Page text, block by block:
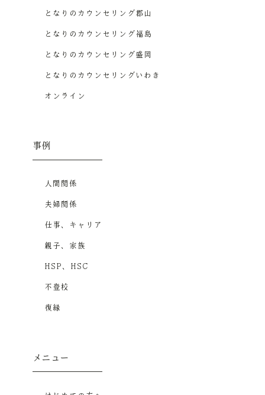
となりのカウンセリング郡山
となりのカウンセリング福島
となりのカウンセリング盛岡
となりのカウンセリングいわき
オンライン
事例
人間関係
夫婦関係
仕事、キャリア
親子、家族
HSP、HSC
不登校
復縁
メニュー